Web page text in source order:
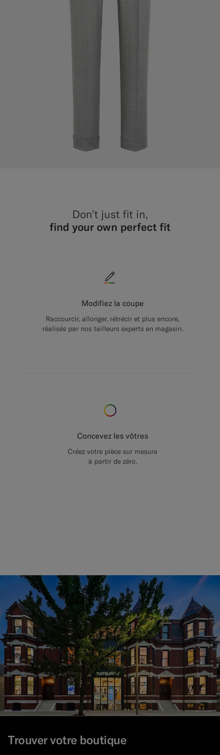
Don’t just fit in,
find your own perfect fit
Modifiez la coupe
Raccourcir, allonger, rétrécir et plus encore,
réalisés par nos tailleurs experts en magasin.
Concevez les vôtres
Créez votre pièce sur mesure
à partir de zéro.
Trouver votre boutique